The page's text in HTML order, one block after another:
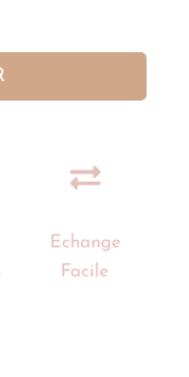
Echange
Facile